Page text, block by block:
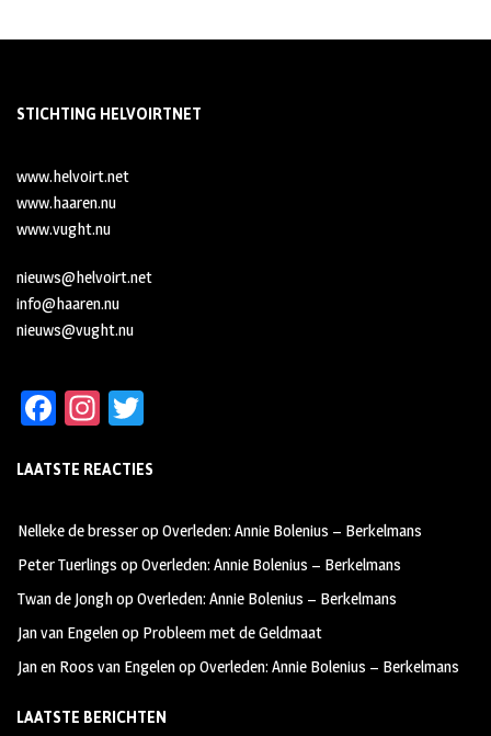
STICHTING HELVOIRTNET
www.helvoirt.net
www.haaren.nu
www.vught.nu
nieuws@helvoirt.net
info@haaren.nu
nieuws@vught.nu
Fa
b
oo
k
In
ag
m
tt
LAATSTE REACTIES
Nelleke de bresseropOverleden: Annie Bolenius – Berkelmans
Peter Tuerlings opOverleden: Annie Bolenius – Berkelmans
Twan de JonghopOverleden: Annie Bolenius – Berkelmans
Jan van Engelenop Probleem met de Geldmaat
Jan en Roos van EngelenopOverleden: Annie Bolenius – Berkelmans
LAATSTE BERICHTEN